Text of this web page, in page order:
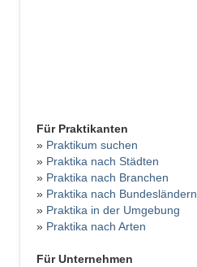
Für Praktikanten
» Praktikum suchen
» Praktika nach Städten
» Praktika nach Branchen
» Praktika nach Bundesländern
» Praktika in der Umgebung
» Praktika nach Arten
Für Unternehmen